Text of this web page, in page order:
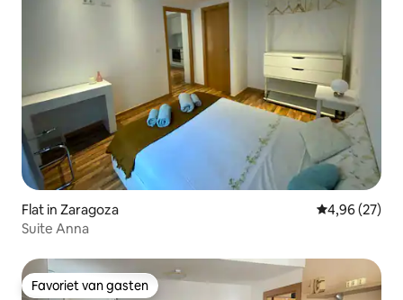
Flat in Zaragoza Gemiddelde
4,96 (27)
Suite Anna
Favoriet van gasten
Favoriet van gasten